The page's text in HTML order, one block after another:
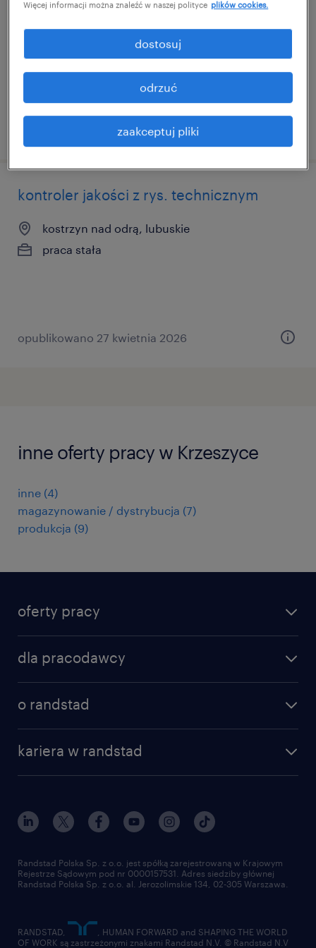
opublikowano 21 maja 2026
kontroler jakości z rys. technicznym
kostrzyn nad odrą, lubuskie
praca stała
opublikowano 27 kwietnia 2026
inne oferty pracy w Krzeszyce
inne (4)
magazynowanie / dystrybucja (7)
produkcja (9)
oferty pracy
specjalizacje
praca w amazon
dla pracodawcy
o randstad
dla mediów
dla dostawców
kariera w randstad
nasz świat
pracuj w randstad
złóż CV
Randstad Polska Sp. z o.o. jest spółką zarejestrowaną w Krajowym
Rejestrze Sądowym pod nr 0000157531. Adres siedziby głównej
Randstad Polska Sp. z o.o. al. Jerozolimskie 134, 02-305 Warszawa.
RANDSTAD,
, HUMAN FORWARD and SHAPING THE WORLD
OF WORK są zastrzeżonymi znakami Randstad N.V. © Randstad N.V
Więcej informacji można znaleźć w naszej polityce plików cookies.
zaakceptuj pliki
odrzuć
dostosuj